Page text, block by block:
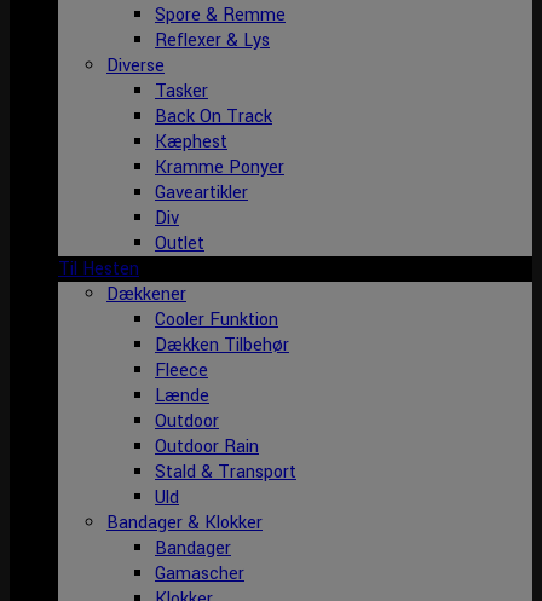
Spore & Remme
Reflexer & Lys
Diverse
Tasker
Back On Track
Kæphest
Kramme Ponyer
Gaveartikler
Div
Outlet
Til Hesten
Dækkener
Cooler Funktion
Dækken Tilbehør
Fleece
Lænde
Outdoor
Outdoor Rain
Stald & Transport
Uld
Bandager & Klokker
Bandager
Gamascher